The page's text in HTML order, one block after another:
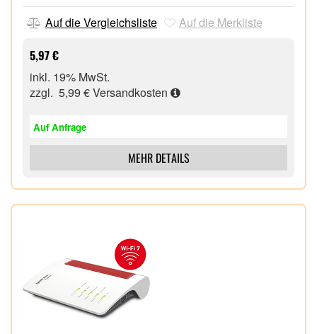
Auf die Vergleichsliste
Auf die Merkliste
5,97 €
inkl. 19% MwSt.
zzgl. 5,99 €Versandkosten
Auf Anfrage
MEHR DETAILS